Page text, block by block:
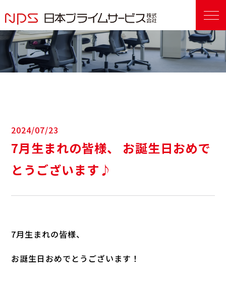
2024/07/23
7月生まれの皆様、 お誕生日おめで
とうございます♪
7月生まれの皆様、
お誕生日おめでとうございます！